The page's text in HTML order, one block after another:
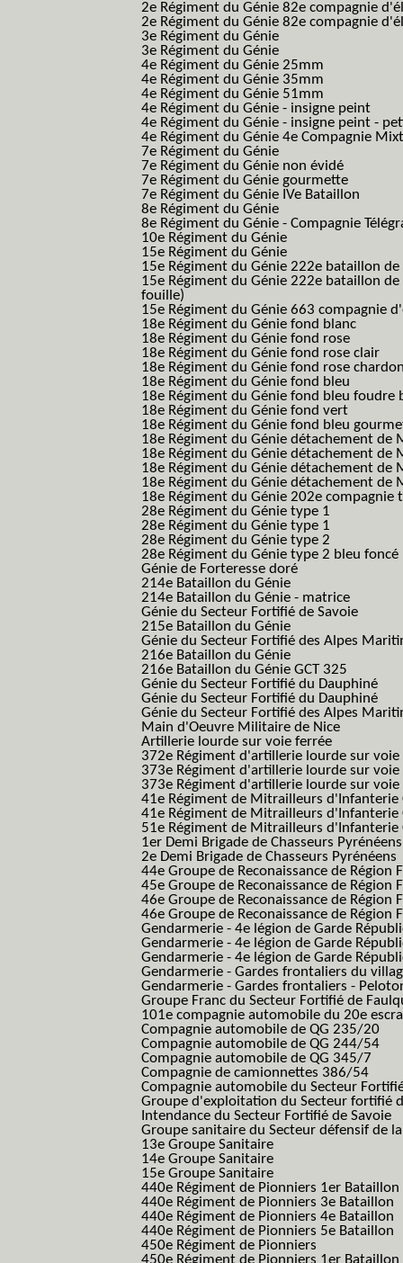
2e Régiment du Génie 82e compagnie
2e Régiment du Génie 82e compagnie
3e Régiment du Génie
3e Régiment du Génie
4e Régiment du Génie 25mm
4e Régiment du Génie 35mm
4e Régiment du Génie 51mm
4e Régiment du Génie - insigne peint
4e Régiment du Génie - insigne peint -
4e Régiment du Génie 4e Compagnie
7e Régiment du Génie
7e Régiment du Génie non évidé
7e Régiment du Génie gourmette
7e Régiment du Génie IVe Bataillon
8e Régiment du Génie
8e Régiment du Génie - Compagnie
10e Régiment du Génie
15e Régiment du Génie
15e Régiment du Génie 222e bataillon
15e Régiment du Génie 222e bataillon
fouille)
15e Régiment du Génie 663 compagnie
18e Régiment du Génie fond blanc
18e Régiment du Génie fond rose
18e Régiment du Génie fond rose clair
18e Régiment du Génie fond rose
18e Régiment du Génie fond bleu
18e Régiment du Génie fond bleu foudre
18e Régiment du Génie fond vert
18e Régiment du Génie fond bleu
18e Régiment du Génie détachement de
18e Régiment du Génie détachement de
18e Régiment du Génie détachement de
18e Régiment du Génie détachement de
18e Régiment du Génie 202e compagnie
28e Régiment du Génie type 1
28e Régiment du Génie type 1
28e Régiment du Génie type 2
28e Régiment du Génie type 2 bleu foncé
Génie de Forteresse doré
214e Bataillon du Génie
214e Bataillon du Génie - matrice
Génie du Secteur Fortifié de Savoie
215e Bataillon du Génie
Génie du Secteur Fortifié des Alpes
216e Bataillon du Génie
216e Bataillon du Génie GCT 325
Génie du Secteur Fortifié du Dauphiné
Génie du Secteur Fortifié du Dauphiné
Génie du Secteur Fortifié des Alpes
Main d'Oeuvre Militaire de Nice
Artillerie lourde sur voie ferrée
372e Régiment d'artillerie lourde sur voie
373e Régiment d'artillerie lourde sur voie
373e Régiment d'artillerie lourde sur
41e Régiment de Mitrailleurs d'Infanterie
41e Régiment de Mitrailleurs d'Infanterie
51e Régiment de Mitrailleurs d'Infanterie
1er Demi Brigade de Chasseurs Pyrénéens
2e Demi Brigade de Chasseurs Pyrénéens
44e Groupe de Reconaissance de Région
45e Groupe de Reconaissance de Région
46e Groupe de Reconaissance de Région
46e Groupe de Reconaissance de
Gendarmerie - 4e légion de Garde
Gendarmerie - 4e légion de Garde
Gendarmerie - 4e légion de Garde
Gendarmerie - Gardes frontaliers du
Gendarmerie - Gardes frontaliers -
Groupe Franc du Secteur Fortifié de
101e compagnie automobile du 20e
Compagnie automobile de QG 235/20
Compagnie automobile de QG 244/54
Compagnie automobile de QG 345/7
Compagnie de camionnettes 386/54
Compagnie automobile du Secteur
Groupe d'exploitation du Secteur fortifié
Intendance du Secteur Fortifié de Savoie
Groupe sanitaire du Secteur défensif de
13e Groupe Sanitaire
14e Groupe Sanitaire
15e Groupe Sanitaire
440e Régiment de Pionniers 1er Bataillon
440e Régiment de Pionniers 3e Bataillon
440e Régiment de Pionniers 4e Bataillon
440e Régiment de Pionniers 5e Bataillon
450e Régiment de Pionniers
450e Régiment de Pionniers 1er Bataillon